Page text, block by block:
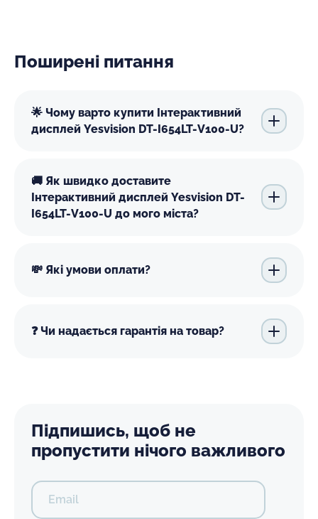
Поширені питання
🌟 Чому варто купити Інтерактивний
дисплей Yesvision DT-I654LT-V100-U?
🚚 Як швидко доставите
Інтерактивний дисплей Yesvision DT-
I654LT-V100-U до мого міста?
💸 Які умови оплати?
❓ Чи надається гарантія на товар?
Підпишись, щоб не
пропустити нічого важливого
Email